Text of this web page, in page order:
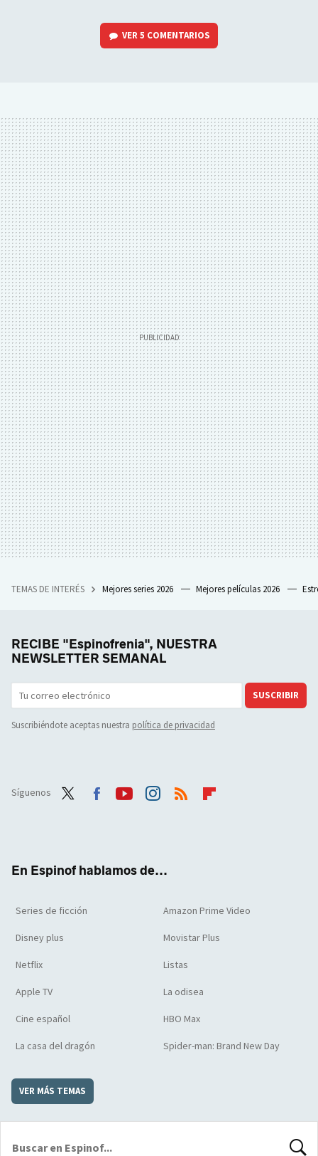
VER5 COMENTARIOS
TEMAS DE INTERÉS Mejores series 2026 Mejores películas 2026
RECIBE "Espinofrenia", NUESTRA
NEWSLETTER SEMANAL
SUSCRIBIR
Suscribiéndote aceptas nuestra política de privacidad
Síguenos
En Espinof hablamos de...
Series de ficción Amazon Prime Video
Disney plus Movistar Plus
Netflix Listas
Apple TV La odisea
Cine español HBO Max
La casa del dragón Spider-man: Brand New Day
VER MÁS TEMAS